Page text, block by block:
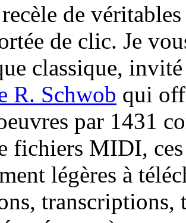
de
de clic. Je
classique,
R. Schwob qui
par 1431
fichiers MIDI,
légères à
transcriptions,